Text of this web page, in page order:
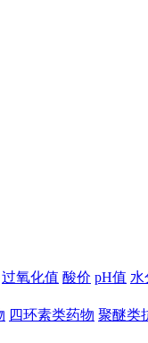
过氧化值 酸价 pH值 水
四环素类药物 聚醚类